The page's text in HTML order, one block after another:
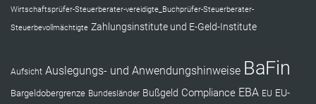
Wirtschaftsprüfer-Steuerberater-vereidigte_Buchprüfer-Steuerberater-
Steuerbevollmächtigte Zahlungsinstitute und E-Geld-Institute
Aufsicht Auslegungs- und Anwendungshinweise BaFin
Bargeldobergrenze Bundesländer Bußgeld Compliance EBA EU EU-